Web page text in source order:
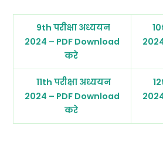
9th परीक्षा अध्ययन
2024 – PDF Download
करे
11th परीक्षा अध्ययन
2024 – PDF Download
करे